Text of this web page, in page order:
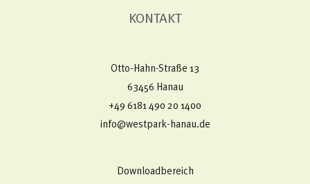
KONTAKT
Otto-Hahn-Straße 13
63456 Hanau
+49 6181 490 20 1400​
info@westpark-hanau.de
Downloadbereich